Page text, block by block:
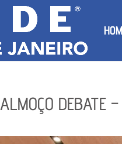
ALMOÇO DEBATE